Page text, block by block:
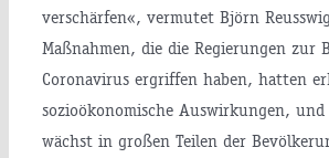
verschärfen«, vermutet Björn
Maßnahmen, die die Regierungen zur
Coronavirus ergriffen haben, hatten
sozioökonomische Auswirkungen,
wächst in großen Teilen der